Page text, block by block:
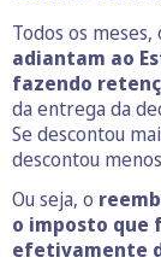
Todos os meses,
adiantam ao
fazendo
da entrega da
Se descontou
descontou
Ou seja, o
o imposto que
efetivamente